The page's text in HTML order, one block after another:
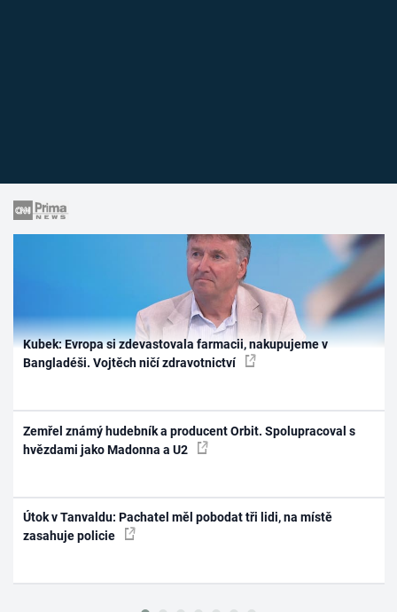
Kubek: Evropa si zdevastovala farmacii, nakupujeme v
Bangladéši. Vojtěch ničí zdravotnictví
Zemřel známý hudebník a producent Orbit. Spolupracoval s
hvězdami jako Madonna a U2
Útok v Tanvaldu: Pachatel měl pobodat tři lidi, na místě
zasahuje policie